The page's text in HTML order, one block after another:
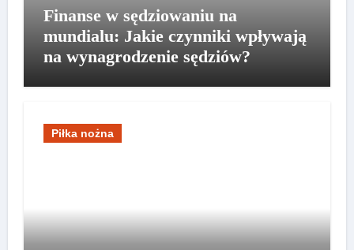
Finanse w sędziowaniu na
mundialu: Jakie czynniki wpływają
na wynagrodzenie sędziów?
Piłka nożna